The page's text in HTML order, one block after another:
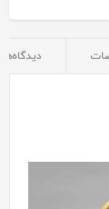
دیدگاه‌ها